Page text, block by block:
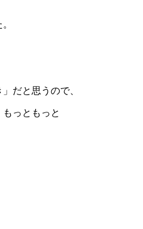
だと思うので、
っともっと